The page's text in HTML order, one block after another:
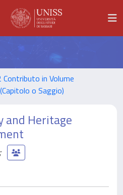
Contributo in Volume
o Saggio)
and Heritage